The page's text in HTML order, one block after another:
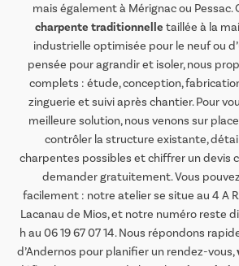
mais également à Mérignac ou Pessac.
charpente traditionnelle taillée à la
industrielle optimisée pour le neuf ou
pensée pour agrandir et isoler, nous
complets : étude, conception,
zinguerie et suivi après chantier. Pour
meilleure solution, nous venons sur
contrôler la structure existante,
charpentes possibles et chiffrer un devis
demander gratuitement. Vous
facilement : notre atelier se situe au 4 A
Lacanau de Mios, et notre numéro reste
h au 06 19 67 07 14. Nous répondons
d’Andernos pour planifier un rendez-vous,